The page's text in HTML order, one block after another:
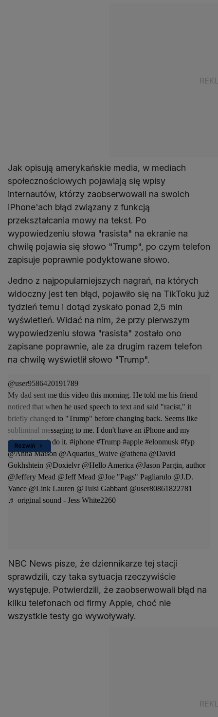
Jak opisują amerykańskie media, w mediach
społecznościowych pojawiają się wpisy
internautów, którzy zaobserwowali na swoich
iPhone'ach błąd związany z funkcją
przekształcania mowy na tekst. Po
wypowiedzeniu słowa "rasista" na ekranie na
chwilę pojawia się słowo "Trump", po czym telefon
zapisuje poprawnie podyktowane słowo.
Jedno z najpopularniejszych nagrań, na których
widoczny jest ten błąd, pojawiło się na TikToku już
tydzień temu i dotąd zyskało ponad 2,5 mln
wyświetleń. Widać na nim, że przy pierwszym
wypowiedzeniu słowa "rasista" zostało ono
zapisane poprawnie, ale za drugim razem telefon
na chwilę wyświetlił słowo "Trump".
Rozwiń
@user9586420191789
My dad sent me this video this morning. He told me his friend
noticed that when he used speech to text and said "racist," it
briefly changed to "Trump" before changing back. Seems like
subliminal messaging to me. I don't have an iPhone and my
phone doesn't do it. #iphone #Trump #apple #elonmusk #fyp
@Anna Matson @Aquarius_Waive @athena @David
Gokhshtein @Doxielvr @Hello America @Jason Pargin, author
@Jeffery Mead @Jeff Mead @Joe "Pags" Pagliarulo @J.D.
Vance @Link Lauren @Tulsi Gabbard @user80861822781
♬ original sound - Jess White2260
NBC News pisze, że dziennikarze tej stacji
sprawdzili, czy taka sytuacja rzeczywiście
występuje. Potwierdzili, że zaobserwowali błąd na
kilku telefonach od firmy Apple, choć nie
wszystkie testy go wywoływały.